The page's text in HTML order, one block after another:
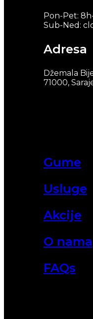
Gume
Usluge
Akcije
O nama
FAQs
Pon-Pet:
Sub-Ned:
Adresa
Džemala
71000,